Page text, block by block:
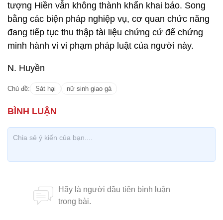
tượng Hiền vẫn không thành khẩn khai báo. Song
bằng các biện pháp nghiệp vụ, cơ quan chức năng
đang tiếp tục thu thập tài liệu chứng cứ để chứng
minh hành vi vi phạm pháp luật của người này.
N. Huyền
Chủ đề: Sát hại nữ sinh giao gà